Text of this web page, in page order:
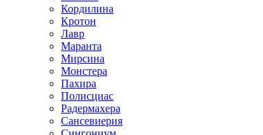
Кордилина
Кротон
Лавр
Маранта
Мирсина
Монстера
Пахира
Полисциас
Радермахера
Сансевиерия